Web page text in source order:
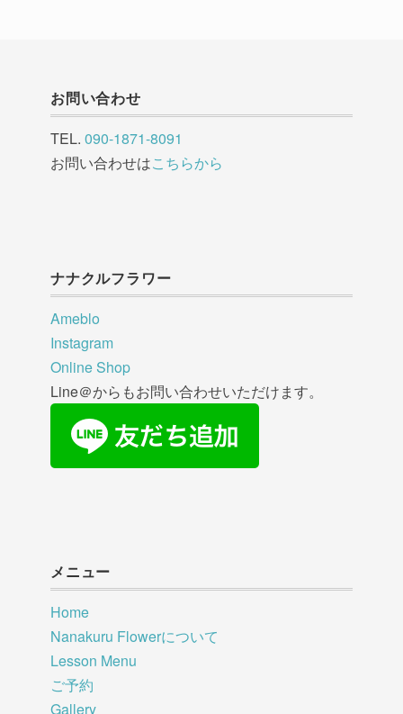
お問い合わせ
TEL. 090-1871-8091
お問い合わせはこちらから
ナナクルフラワー
Ameblo
Instagram
Online Shop
Line＠からもお問い合わせいただけます。
メニュー
Home
Nanakuru Flowerについて
Lesson Menu
ご予約
Gallery